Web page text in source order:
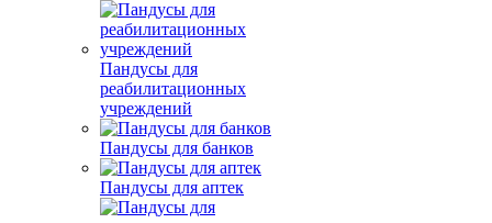
Пандусы для
реабилитационных
учреждений
Пандусы для банков
Пандусы для аптек